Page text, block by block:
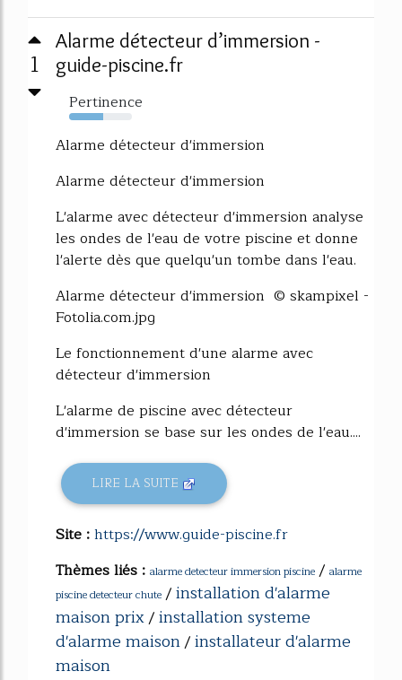
1
Alarme détecteur d’immersion -
guide-piscine.fr
Pertinence
54%
Alarme détecteur d'immersion
Alarme détecteur d'immersion
L'alarme avec détecteur d'immersion analyse
les ondes de l'eau de votre piscine et donne
l'alerte dès que quelqu'un tombe dans l'eau.
Alarme détecteur d'immersion © skampixel -
Fotolia.com.jpg
Le fonctionnement d'une alarme avec
détecteur d'immersion
L'alarme de piscine avec détecteur
d'immersion se base sur les ondes de l'eau....
LIRE LA SUITE
Site :https://www.guide-piscine.fr
Thèmes liés : alarme detecteur immersion piscine / alarme
piscine detecteur chute /installation d'alarme
maison prix/installation systeme
d'alarme maison/installateur d'alarme
maison